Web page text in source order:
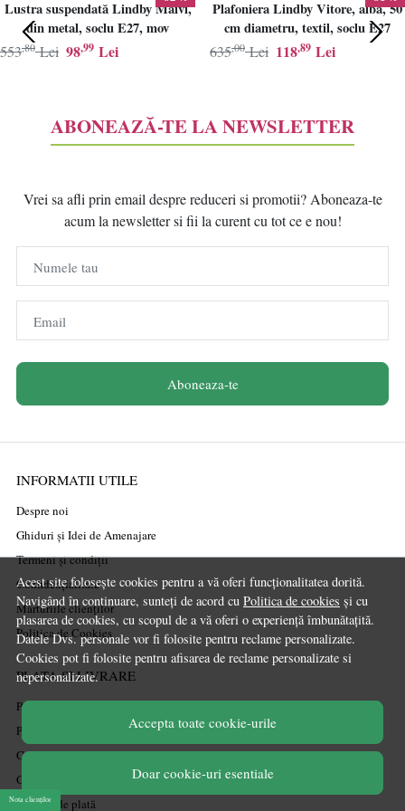
Acest site folosește cookies pentru a vă oferi funcționalitatea dorită.
Navigând în continuare, sunteți de acord cu Politica de cookies și cu
plasarea de cookies, cu scopul de a vă oferi o experiență îmbunătațită.
Datele Dvs. personale vor fi folosite pentru reclame personalizate.
Cookies pot fi folosite pentru afisarea de reclame personalizate si
nepersonalizate.
Accepta toate cookie-urile
Doar cookie-uri esentiale
Lustra suspendată Lindby Maivi,
din metal, soclu E27, mov
98,99 Lei
553,80 Lei
Plafoniera Lindby Vitore, alba, 50
cm diametru, textil, soclu E27
118,89 Lei
635,00 Lei
ABONEAZĂ-TE LA NEWSLETTER
Vrei sa afli prin email despre reduceri si promotii? Aboneaza-te
acum la newsletter si fii la curent cu tot ce e nou!
Numele tau
Email
Aboneaza-te
INFORMATII UTILE
Despre noi
Ghiduri și Idei de Amenajare
Termeni și condiții
Confidențialitate
Mărturiile clienților
Politica de Cookies
PLATA SI LIVRARE
Politica de transport
Politica de retur
Cum cumpăr
Coșul meu
Metode de plată
Nota clienților